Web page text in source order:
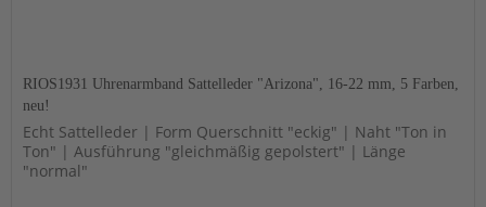
RIOS1931 Uhrenarmband Sattelleder "Arizona", 16-22 mm, 5 Farben,
neu!
Echt Sattelleder | Form Querschnitt "eckig" | Naht "Ton in
Ton" | Ausführung "gleichmäßig gepolstert" | Länge
"normal"